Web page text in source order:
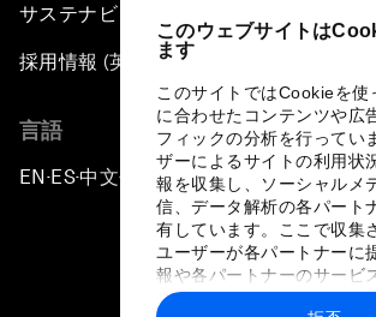
このウェブサイトは
ます
このサイトではCookieを使
に合わせたコンテンツや広
フィックの分析を行ってい
ザーによるサイトの利用状
報を収集し、ソーシャルメ
信、データ解析の各パート
有しています。ここで収集
ユーザーが各パートナーに
報や各パートナーのサービ
に収集された情報と組み合
サステナビリティへの取り組み
採用情報 (英語のみ)
言語
EN ▪ ES▪中文▪ 日本語